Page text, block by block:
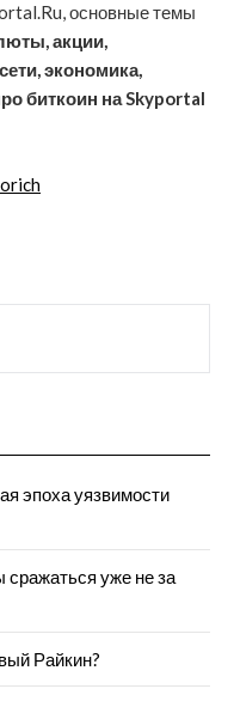
основные темы
акции,
экономика,
биткоин на Skyportal
эпоха уязвимости
уже не за
Райкин?